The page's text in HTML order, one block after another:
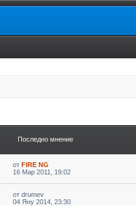
Последно мнение
от FIRE NG
16 Мар 2011, 19:02
от drumev
04 Яну 2014, 23:30